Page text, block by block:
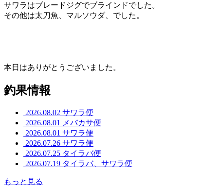
サワラはブレードジグでブラインドでした。
その他は太刀魚、マルソウダ、でした。
本日はありがとうございました。
釣果情報
2026.08.02 サワラ便
2026.08.01
メバカサ便
2026.08.01 サワラ便
2026.07.26 サワラ便
2026.07.25 タイラバ便
2026.07.19 タイラバ、サワラ便
もっと見る